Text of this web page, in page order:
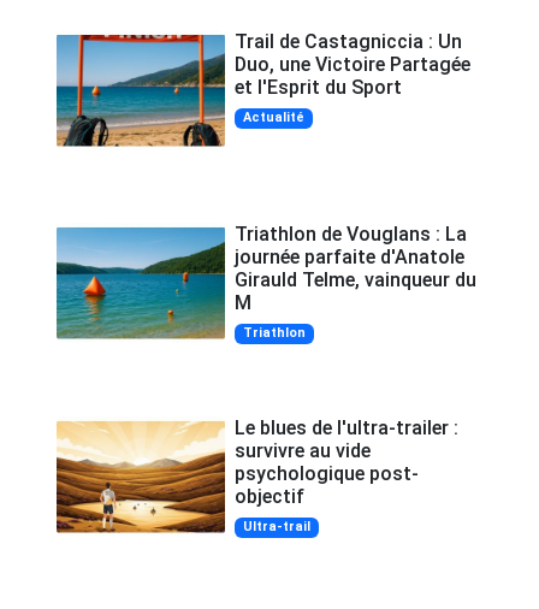
Trail de Castagniccia : Un
Duo, une Victoire Partagée
et l'Esprit du Sport
Actualité
Triathlon de Vouglans : La
journée parfaite d'Anatole
Girauld Telme, vainqueur du
M
Triathlon
Le blues de l'ultra-trailer :
survivre au vide
psychologique post-
objectif
Ultra-trail